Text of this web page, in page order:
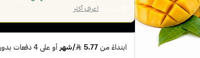
الإسلاميةاعرف أكثر